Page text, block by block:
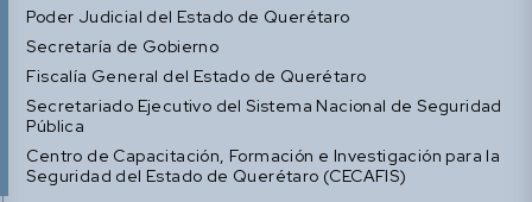
Poder Judicial del Estado de Querétaro
Secretaría de Gobierno
Fiscalía General del Estado de Querétaro
Secretariado Ejecutivo del Sistema Nacional de Seguridad
Pública
Centro de Capacitación, Formación e Investigación para la
Seguridad del Estado de Querétaro (CECAFIS)